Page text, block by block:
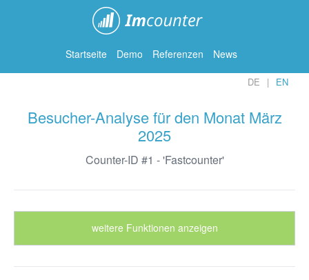
Startseite Demo Referenzen News
DE EN
Besucher-Analyse für den Monat März
2025
Counter-ID #1 - 'Fastcounter'
weitere Funktionen anzeigen